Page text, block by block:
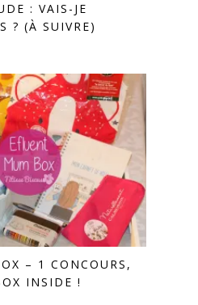
: VAIS-JE
? (À SUIVRE)
– 1 CONCOURS,
INSIDE !